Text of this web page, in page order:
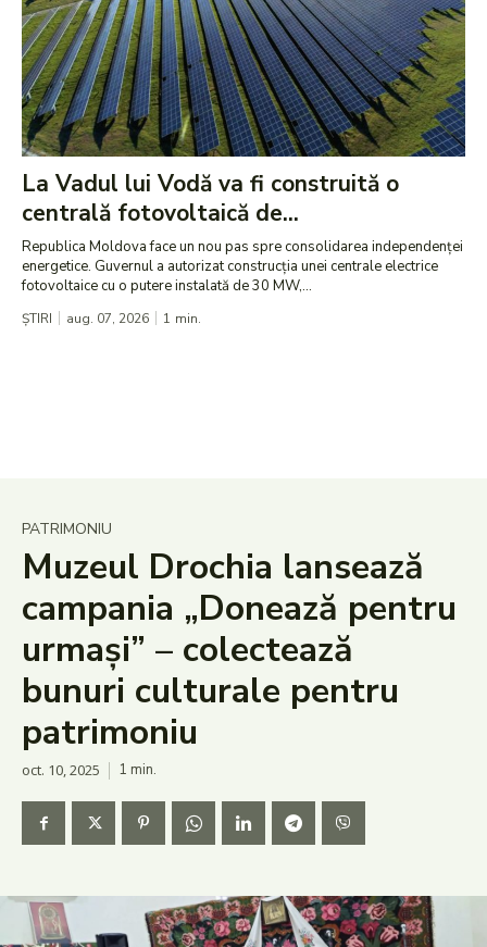
La Vadul lui Vodă va fi construită o
centrală fotovoltaică de...
Republica Moldova face un nou pas spre consolidarea independenței
energetice. Guvernul a autorizat construcția unei centrale electrice
fotovoltaice cu o putere instalată de 30 MW,...
ȘTIRI aug. 07, 2026 1 min.